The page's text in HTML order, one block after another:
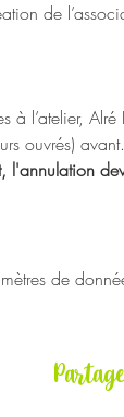
de
à l’atelier,
ouvrés) avant.
l'annulation
de